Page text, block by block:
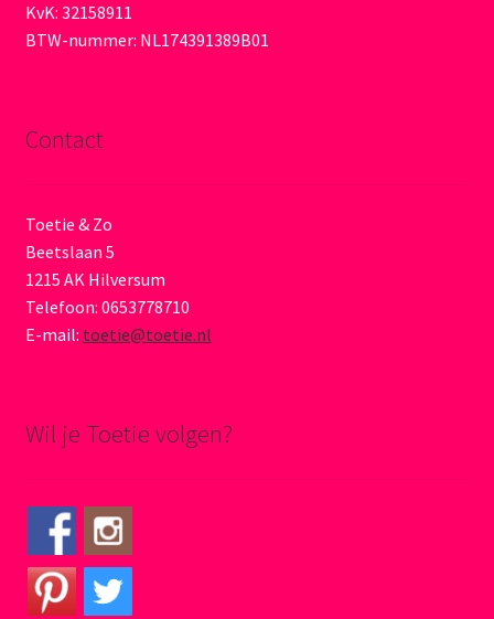
KvK: 32158911
BTW-nummer: NL174391389B01
Contact
Toetie & Zo
Beetslaan 5
1215 AK Hilversum
Telefoon: 0653778710
E-mail: toetie@toetie.nl
Wil je Toetie volgen?